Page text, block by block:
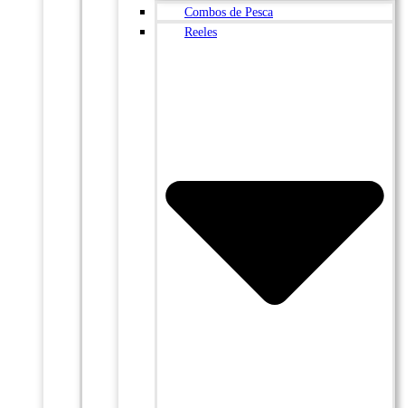
Combos de Pesca
Reeles